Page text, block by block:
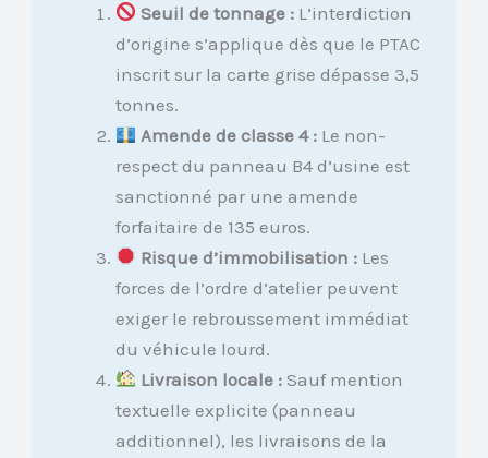
Seuil de tonnage : L’interdiction
d’origine s’applique dès que le PTAC
inscrit sur la carte grise dépasse 3,5
tonnes.
Amende de classe 4 : Le non-
respect du panneau B4 d’usine est
sanctionné par une amende
forfaitaire de 135 euros.
Risque d’immobilisation : Les
forces de l’ordre d’atelier peuvent
exiger le rebroussement immédiat
du véhicule lourd.
Livraison locale : Sauf mention
textuelle explicite (panneau
additionnel), les livraisons de la